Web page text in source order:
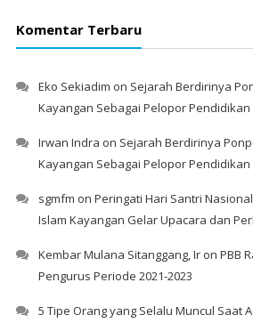
Komentar Terbaru
Eko Sekiadim on Sejarah Berdirinya
Kayangan Sebagai Pelopor Pendidikan
Irwan Indra on Sejarah Berdirinya
Kayangan Sebagai Pelopor Pendidikan
sgmfm on Peringati Hari Santri
Islam Kayangan Gelar Upacara dan
Kembar Mulana Sitanggang, Iron PBB
Pengurus Periode 2021-2023
5 Tipe Orang yang Selalu Muncul Saat